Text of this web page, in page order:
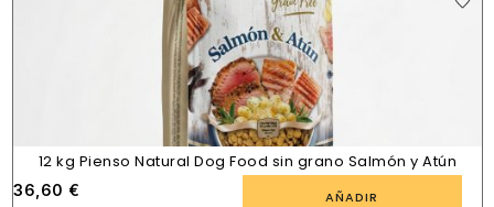
12 kg Pienso Natural Dog Food sin grano Salmón y Atún
36,60 € AÑADIR